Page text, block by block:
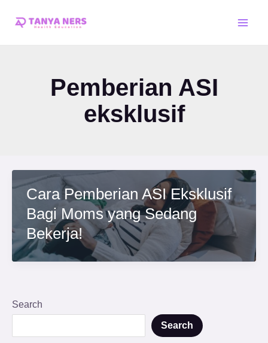
Pemberian ASI
eksklusif
Cara Pemberian ASI Eksklusif
Bagi Moms yang Sedang
Bekerja!
Search
Search